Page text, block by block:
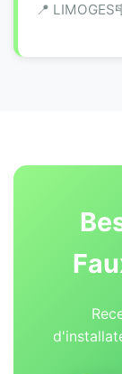
📍 LIMOGES